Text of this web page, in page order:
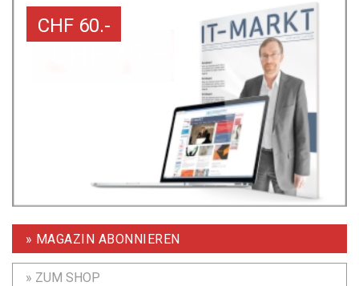
CHF 60.-
» MAGAZIN ABONNIEREN
» ZUM SHOP